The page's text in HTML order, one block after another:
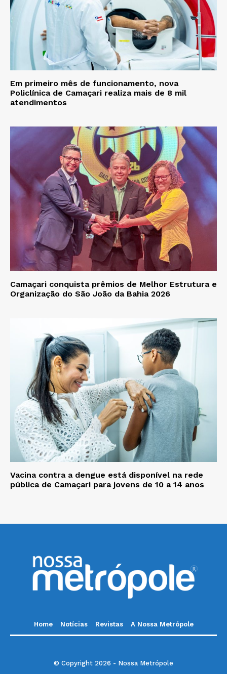
Em primeiro mês de funcionamento, nova
Policlínica de Camaçari realiza mais de 8 mil
atendimentos
Camaçari conquista prêmios de Melhor Estrutura e
Organização do São João da Bahia 2026
Vacina contra a dengue está disponível na rede
pública de Camaçari para jovens de 10 a 14 anos
Home Notícias Revistas A Nossa Metrópole
© Copyright 2026 - Nossa Metrópole